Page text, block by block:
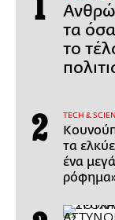
τα
το
ΤECH &
τα
ένα